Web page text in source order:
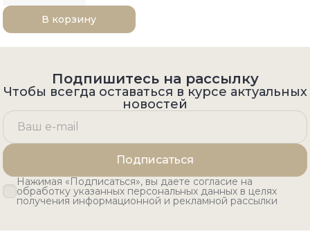
В корзину
Подпишитесь на рассылку
Чтобы всегда оставаться в курсе актуальных
новостей
Подписаться
Нажимая «Подписаться», вы даете согласие на
обработку указанных персональных данных в целях
получения информационной и рекламной рассылки